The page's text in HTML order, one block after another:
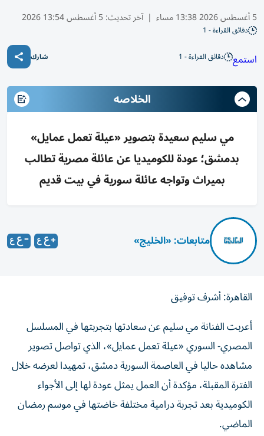
5 أغسطس 2026 13:38 مساء | آخر تحديث:5 أغسطس 13:54 2026
دقائق القراءة - 1
استمع دقائق القراءة - 1 شارك
الخلاصه
مي سليم سعيدة بتصوير «عيلة تعمل عمايل»
بدمشق؛ عودة للكوميديا عن عائلة مصرية تطالب
بميراث وتواجه عائلة سورية في بيت قديم
متابعات: «الخليج»
القاهرة: أشرف توفيق
أعربت الفنانة مي سليم عن سعادتها بتجربتها في المسلسل
المصري- السوري «عيلة تعمل عمايل»، الذي تواصل تصوير
مشاهده حاليا في العاصمة السورية دمشق، تمهيدا لعرضه خلال
الفترة المقبلة، مؤكدة أن العمل يمثل عودة لها إلى الأجواء
الكوميدية بعد تجربة درامية مختلفة خاضتها في موسم رمضان
الماضي.